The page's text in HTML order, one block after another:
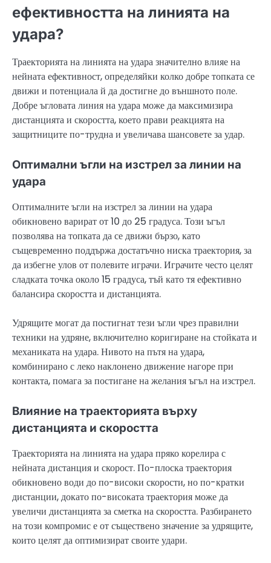
ефективността на линията на
удара?
Траекторията на линията на удара значително влияе на
нейната ефективност, определяйки колко добре топката се
движи и потенциала й да достигне до външното поле.
Добре ъгловата линия на удара може да максимизира
дистанцията и скоростта, което прави реакцията на
защитниците по-трудна и увеличава шансовете за удар.
Оптимални ъгли на изстрел за линии на
удара
Оптималните ъгли на изстрел за линии на удара
обикновено варират от 10 до 25 градуса. Този ъгъл
позволява на топката да се движи бързо, като
същевременно поддържа достатъчно ниска траектория, за
да избегне улов от полевите играчи. Играчите често целят
сладката точка около 15 градуса, тъй като тя ефективно
балансира скоростта и дистанцията.
Удрящите могат да постигнат тези ъгли чрез правилни
техники на удряне, включително коригиране на стойката и
механиката на удара. Нивото на пътя на удара,
комбинирано с леко наклонено движение нагоре при
контакта, помага за постигане на желания ъгъл на изстрел.
Влияние на траекторията върху
дистанцията и скоростта
Траекторията на линията на удара пряко корелира с
нейната дистанция и скорост. По-плоска траектория
обикновено води до по-високи скорости, но по-кратки
дистанции, докато по-високата траектория може да
увеличи дистанцията за сметка на скоростта. Разбирането
на този компромис е от съществено значение за удрящите,
които целят да оптимизират своите удари.